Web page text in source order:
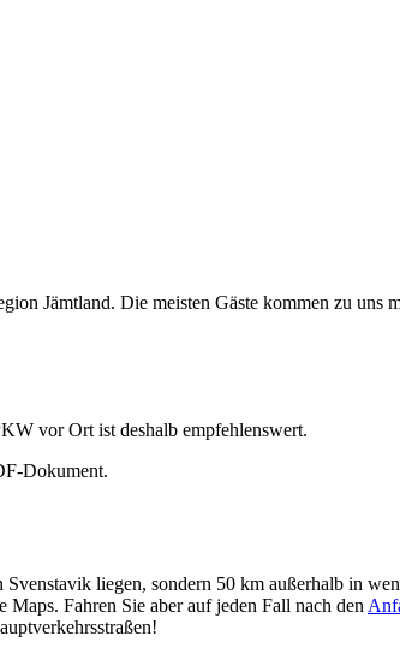
Jämtland. Die meisten Gäste kommen zu uns
vor Ort ist deshalb empfehlenswert.
Dokument.
liegen, sondern 50 km außerhalb in
Fahren Sie aber auf jeden Fall nach den